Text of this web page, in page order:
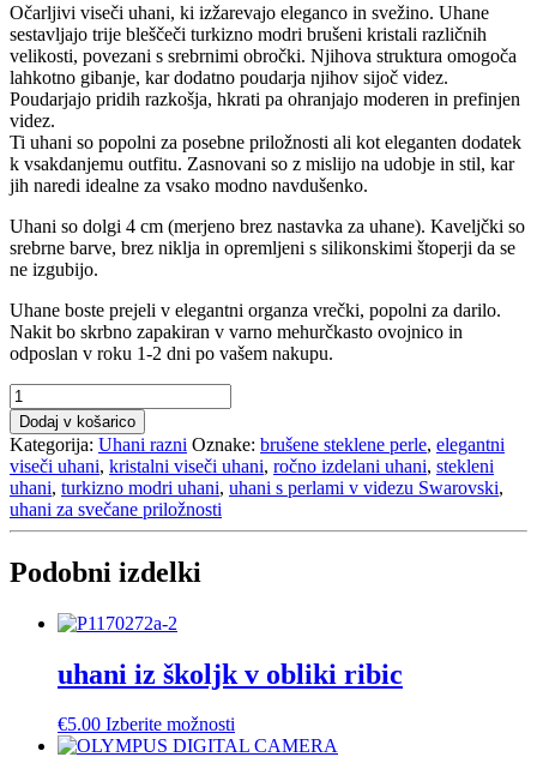
Očarljivi viseči uhani, ki izžarevajo eleganco in svežino. Uhane
sestavljajo trije bleščeči turkizno modri brušeni kristali različnih
velikosti, povezani s srebrnimi obročki. Njihova struktura omogoča
lahkotno gibanje, kar dodatno poudarja njihov sijoč videz.
Poudarjajo pridih razkošja, hkrati pa ohranjajo moderen in prefinjen
videz.
Ti uhani so popolni za posebne priložnosti ali kot eleganten dodatek
k vsakdanjemu outfitu. Zasnovani so z mislijo na udobje in stil, kar
jih naredi idealne za vsako modno navdušenko.
Uhani so dolgi 4 cm (merjeno brez nastavka za uhane). Kaveljčki so
srebrne barve, brez niklja in opremljeni s silikonskimi štoperji da se
ne izgubijo.
Uhane boste prejeli v elegantni organza vrečki, popolni za darilo.
Nakit bo skrbno zapakiran v varno mehurčkasto ovojnico in
odposlan v roku 1-2 dni po vašem nakupu.
Turkizno
modri
kristalni
uhani
količina
Dodaj v košarico
Kategorija: Uhani razni Oznake: brušene steklene perle, elegantni
viseči uhani, kristalni viseči uhani, ročno izdelani uhani, stekleni
uhani, turkizno modri uhani, uhani s perlami v videzu Swarovski,
uhani za svečane priložnosti
Podobni izdelki
uhani iz školjk v obliki ribic
€5.00 Izberite možnosti
izdelek